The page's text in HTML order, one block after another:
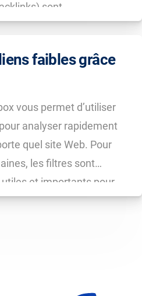
sont
Vous les
la section […]
faibles grâce
vous permet d’utiliser
analyser rapidement
quel site Web. Pour
les filtres sont
et importants pour
faibles. Ce tutoriel vous